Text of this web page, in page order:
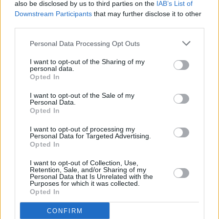
also be disclosed by us to third parties on the IAB’s List of
Downstream Participants that may further disclose it to other
Personal Data Processing Opt Outs
I want to opt-out of the Sharing of my
personal data.
Opted In
I want to opt-out of the Sale of my
Personal Data.
Opted In
I want to opt-out of processing my
Personal Data for Targeted Advertising.
Opted In
I want to opt-out of Collection, Use,
Retention, Sale, and/or Sharing of my
Personal Data that Is Unrelated with the
Purposes for which it was collected.
Opted In
CONFIRM
José Miguel Barragán, portavoz del Grupo
Nacionalista, ha afeado a NC-BC el "tono" de la
"podemización", y ha ironizado como la de Vox "ha
pasado el filtro" de la Mesa de la Cámara.
No obstante, ha valorado que el Grupo Socialista
central, especialmente si no hay PGE.
El portavoz del Grupo Socialista, Sebastián
Franquis, ha criticado el "teatro político falso" del
Gobierno canario pues no tiene competencias para
un decreto de corte estatal, y ha reivindicado